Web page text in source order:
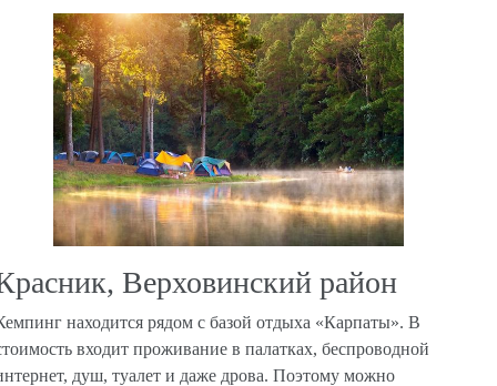
Верховинский район
находится рядом с базой отдыха «Карпаты». В
входит проживание в палатках, беспроводной
душ, туалет и даже дрова. Поэтому можно